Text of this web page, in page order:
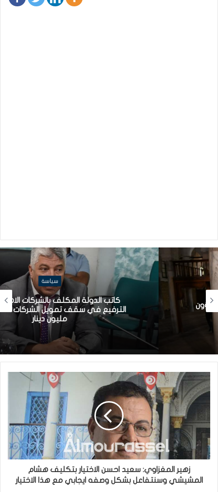
سياسة
كاتب الدولة المكلف بالشركات الاهلية: قريبا
الترفيع في سقف تمويل الشركات الأهلية إلى
مليون دينار
زهير المغزاوي: سعيد احسن الاختيار بتكليف هشام
المشيشي وسنتفاعل بشكل وصفه ايجابي مع هذا الاختيار